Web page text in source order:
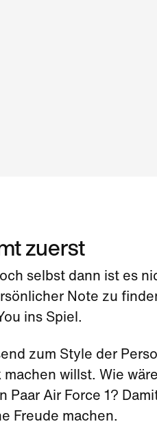
zuerst
selbst dann ist es
Note zu
ins Spiel.
zum Style der
willst. Wie
Paar Air Force 1?
Freude machen.